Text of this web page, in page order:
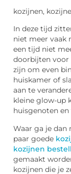
kozijnen,
In deze tijd
niet meer vaak
een tijd niet
doorbijten voor
zijn om even
huiskamer of
aan te
kleine glow-up
huisgenoten
Waar ga je dan
paar goede
kozijnen
gemaakt
kozijnen die je